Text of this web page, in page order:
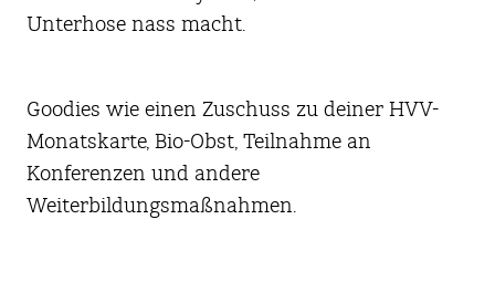
Unterhose nass macht.
Goodies wie einen Zuschuss zu deiner HVV-
Monatskarte, Bio-Obst, Teilnahme an
Konferenzen und andere
Weiterbildungsmaßnahmen.